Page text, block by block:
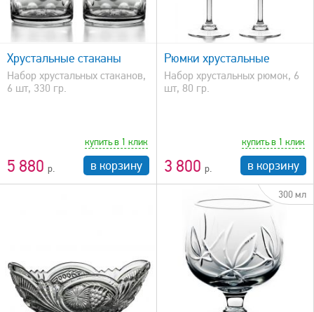
Хрустальные стаканы
Набор хрустальных стаканов,
6 шт, 330 гр.
5 880
купить в 1 клик
в корзину
быстрый просмотр
Рюмки хрустальные
Набор хрустальных рюмок, 6
шт, 80 гр.
3 800
купить в 1 клик
в корзину
300 мл